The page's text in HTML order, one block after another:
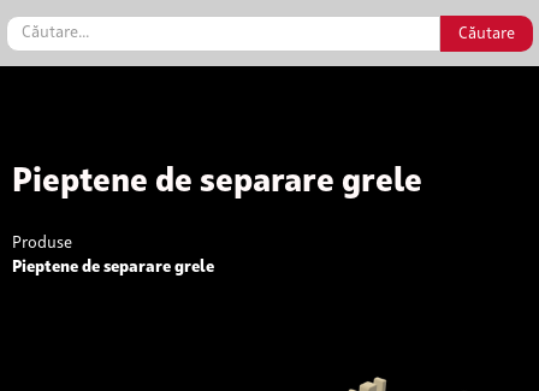
Pieptene de separare grele
Produse
Pieptene de separare grele